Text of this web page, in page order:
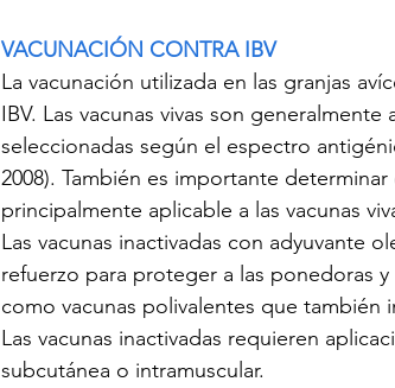
VACUNACIÓN CONTRA IBV
La vacunación utilizada en las granjas
IBV. Las vacunas vivas son
seleccionadas según el espectro
2008). También es importante
principalmente aplicable a las vacunas
Las vacunas inactivadas con adyuvante
refuerzo para proteger a las ponedoras
como vacunas polivalentes que también
Las vacunas inactivadas requieren
subcutánea o intramuscular.